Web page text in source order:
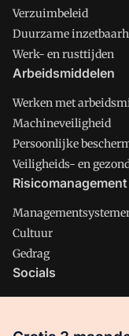
Verzuimbeleid
Duurzame
Werk- en rusttijden
Arbeidsmiddelen
Werken met
Machineveiligheid
Persoonlijke
Veiligheids- en
Risicomanagement
Cultuur
Gedrag
Socials